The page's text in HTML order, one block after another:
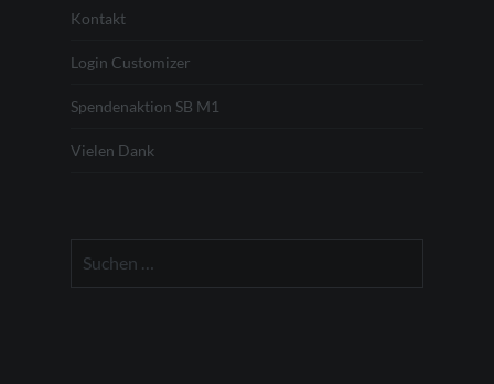
Kontakt
Login Customizer
Spendenaktion SB M1
Vielen Dank
nach: